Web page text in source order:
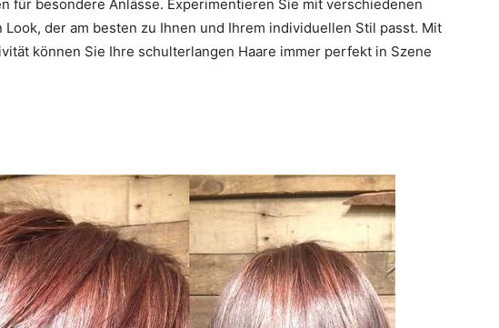
für besondere Anlässe. Experimentieren Sie mit verschiedenen
der am besten zu Ihnen und Ihrem individuellen Stil passt. Mit
können Sie Ihre schulterlangen Haare immer perfekt in Szene